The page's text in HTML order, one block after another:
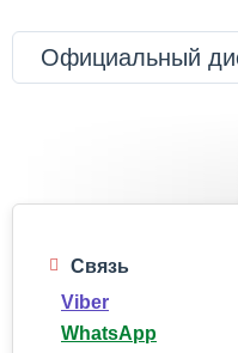
Официальный
Связь
Viber
WhatsApp